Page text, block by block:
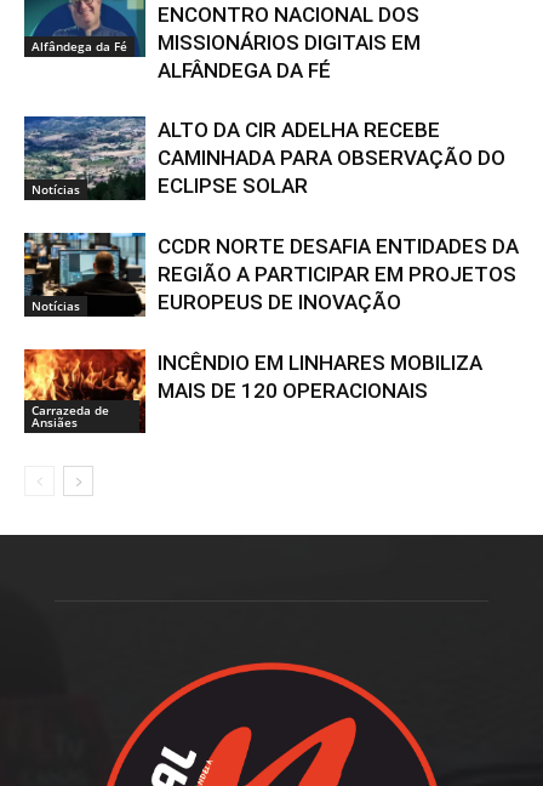
Alfândega da Fé
ENCONTRO NACIONAL DOS
MISSIONÁRIOS DIGITAIS EM
ALFÂNDEGA DA FÉ
Notícias
ALTO DA CIR ADELHA RECEBE
CAMINHADA PARA OBSERVAÇÃO DO
ECLIPSE SOLAR
Notícias
CCDR NORTE DESAFIA ENTIDADES DA
REGIÃO A PARTICIPAR EM PROJETOS
EUROPEUS DE INOVAÇÃO
Carrazeda de
Ansiães
INCÊNDIO EM LINHARES MOBILIZA
MAIS DE 120 OPERACIONAIS